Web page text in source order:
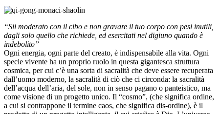
“Sii moderato con il cibo e non gravare il tuo corpo con pesi inutili,
dagli solo quello che richiede, ed esercitati nel digiuno quando è
indebolito”
Ogni energia, ogni parte del creato, è indispensabile alla vita. Ogni
specie vivente ha un proprio ruolo in questa gigantesca struttura
cosmica, per cui c’è una sorta di sacralità che deve essere recuperata
dall’uomo moderno, la sacralità di ciò che ci circonda: la sacralità
dell’acqua dell’aria, del sole, non in senso pagano o panteistico, ma
come visione di un progetto unico. Il “cosmo”, (che significa ordine,
a cui si contrappone il termine caos, che significa dis-ordine), è il